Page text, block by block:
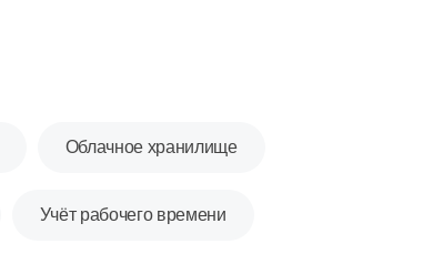
Облачное хранилище
Учёт рабочего времени